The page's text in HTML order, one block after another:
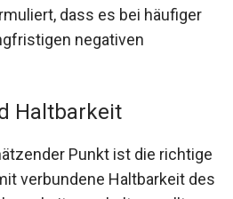
dass es bei häufiger
negativen
Haltbarkeit
Punkt ist die richtige
verbundene Haltbarkeit des